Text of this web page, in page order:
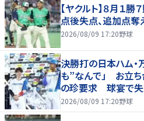
【ヤクルト】８月１
点後失点、追加点奪
2026/08/09 17:20野球
決勝打の日本ハム・
も”なんで」 お立ち
の珍要求 球宴で失
にしましょう！」
2026/08/09 17:20野球